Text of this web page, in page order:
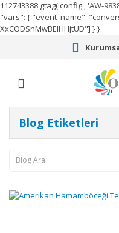
112743388 gtag('config', 'AW-
"vars": { "event_name":
XxCODSnMwBEIHHjtUD"] } }
Blog Etiketleri